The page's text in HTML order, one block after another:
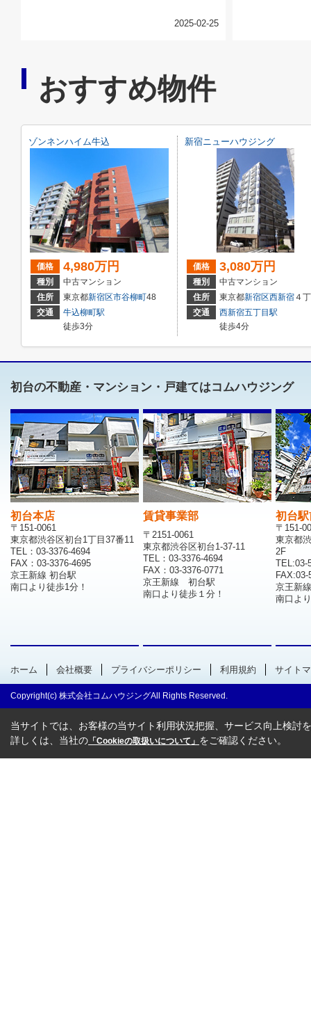
2025-02-25
おすすめ物件
ゾンネンハイム牛込
価格 4,980万円
種別
中古マンション
住所
東京都新宿区市谷柳町48
交通
牛込柳町駅
徒歩3分
新宿ニューハウジング
価格 3,080万円
種別
中古マンション
住所
東京都新宿区西新宿４丁目２１－１６
交通
西新宿五丁目駅
徒歩4分
初台の不動産・マンション・戸建てはコムハウジング
初台本店
〒151-0061
東京都渋谷区初台1丁目37番11
TEL：03-3376-4694
FAX：03-3376-4695
京王新線 初台駅
南口より徒歩1分！
賃貸事業部
〒2151-0061
東京都渋谷区初台1-37-11
TEL：03-3376-4694
FAX：03-3376-0771
京王新線 初台駅
南口より徒歩１分！
初台
〒151-
東京都
2F
TEL:03-
FAX:03-
京王新
南口よ
ホーム 会社概要 プライバシーポリシー 利用規約 サイト
Copyright(c) 株式会社コムハウジングAll Rights Reserved.
当サイトでは、お客様の当サイト利用状況把握、サービス向上検討
詳しくは、当社の 「Cookieの取扱いについて」 をご確認ください。